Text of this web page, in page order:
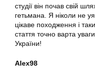
студії він почав свій
гетьмана. Я ніколи не
цікаве походження і
стаття точно варта
України!
Alex98